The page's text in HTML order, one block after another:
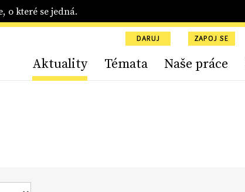
o které se jedná.
DARUJ ZAPOJ SE
Aktuality Témata Naše práce